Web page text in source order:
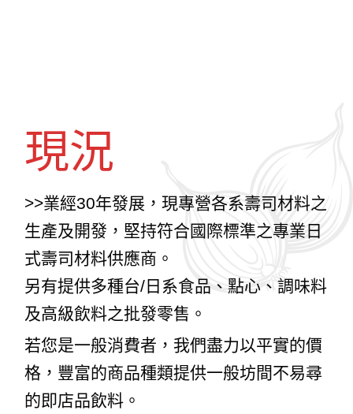
現況
>>業經30年發展，現專營各系壽司材料之
生產及開發，堅持符合國際標準之專業日
式壽司材料供應商。
另有提供多種台/日系食品、點心、調味料
及高級飲料之批發零售。
若您是一般消費者，我們盡力以平實的價
格，豐富的商品種類提供一般坊間不易尋
的即店品飲料。